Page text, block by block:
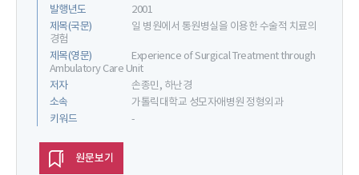
발행년도
2001
제목(국문)
일 병원에서 통원병실을 이용한 수술적 치료의
경험
제목(영문)
Experience of Surgical Treatment through
Ambulatory Care Unit
저자
손종민, 하난경
소속
가톨릭대학교 성모자애병원 정형외과
키워드
-
원문보기